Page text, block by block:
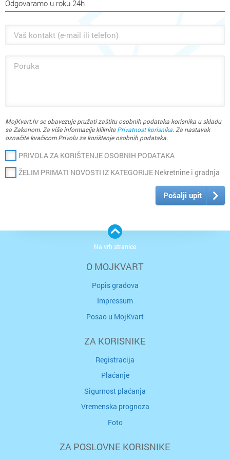
Bavimo se montažom i izgradnjom čeličnih i metalnih konstrukcija.
Montaža: Reciklarno dvorište Loši - Pakoštane, Uljara Pakoška -
Izgradnja dizala za invalide Šolajina ulica, Zadar.
Odgovaramo u roku 24h
MojKvart.hr se obavezuje pružati zaštitu osobnih podataka korisnika u skladu
sa Zakonom. Za više informacije kliknitePrivatnost korisnika. Za nastavak
označite kvačicom Privolu za korištenje osobnih podataka.
PRIVOLA ZA KORIŠTENJE OSOBNIH PODATAKA
ŽELIM PRIMATI NOVOSTI IZ KATEGORIJE Nekretnine i gradnja
Pošalji upit
O MOJKVART
Popis gradova
Impressum
Posao u MojKvart
ZA KORISNIKE
Registracija
Plaćanje
Sigurnost plaćanja
Vremenska prognoza
Foto
ZA POSLOVNE KORISNIKE
Na vrh stranice